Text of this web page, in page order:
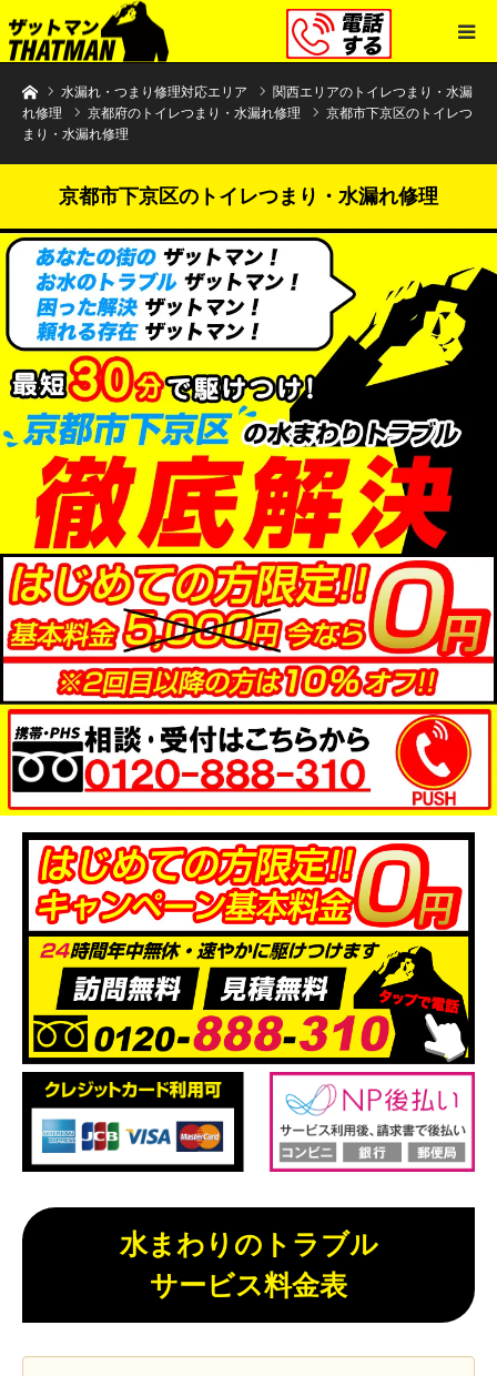
水まわりトラブル解決のザットマン
水漏れ・つまり修理対応エリア
関西エリアのトイレつまり・水漏
れ修理
京都府のトイレつまり・水漏れ修理
京都市下京区のトイレつ
まり・水漏れ修理
京都市下京区のトイレつまり・水漏れ修理
水まわりのトラブル
サービス料金表